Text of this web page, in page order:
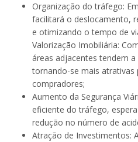
Organização do tráfego:
facilitará o deslocamento,
e otimizando o tempo de
Valorização Imobiliária:
áreas adjacentes tendem a
tornando-se mais atrativas
compradores;
Aumento da Segurança
eficiente do tráfego,
redução no número de
Atração de Investimentos: